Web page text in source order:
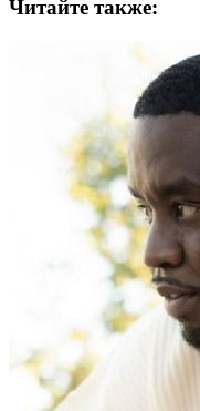
Читайте также: